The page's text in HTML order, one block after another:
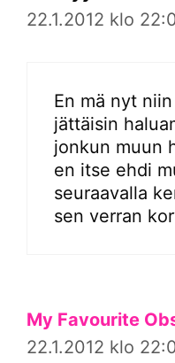
22.1.2012 klo
En mä nyt
jättäisin
jonkun muun
en itse ehdi
seuraavalla
sen verran
My Favourite
22.1.2012 klo